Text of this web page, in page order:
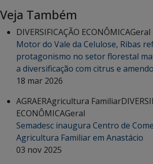
Veja Também
DIVERSIFICAÇÃO ECONÔMICAGeral
Motor do Vale da Celulose, Ribas
protagonismo no setor florestal
a diversificação com citrus e
18 mar 2026
AGRAERAgricultura Familiar
ECONÔMICAGeral
Semadesc inaugura Centro de
Agricultura Familiar em Anastácio
03 nov 2025